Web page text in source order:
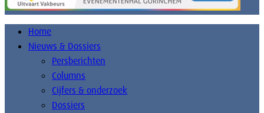
Home
Nieuws & Dossiers
Persberichten
Columns
Cijfers & onderzoek
Dossiers